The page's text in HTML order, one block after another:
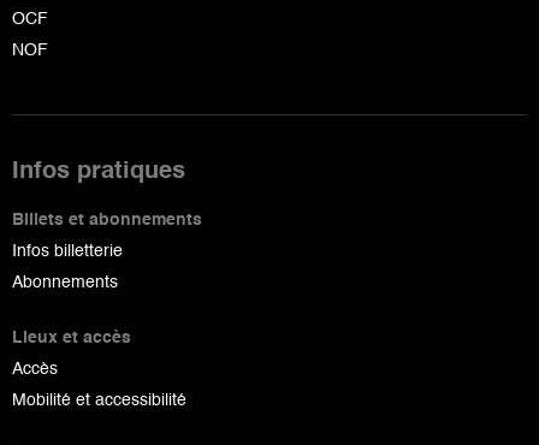
OCF
NOF
Infos pratiques
Billets et abonnements
Infos billetterie
Abonnements
Lieux et accès
Accès
Mobilité et accessibilité